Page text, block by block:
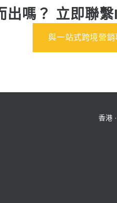
出嗎？ 立即聯
與一站式跨境營銷
香港